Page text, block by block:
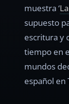
muestra ‘
supuesto
escritura y
tiempo en
mundos
español en